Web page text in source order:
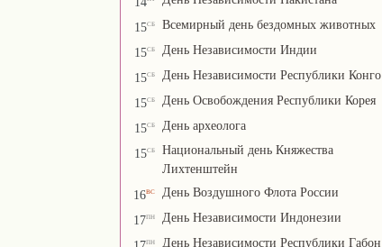
15сб Всемирный день бездомных животных
15сб День Независимости Индии
15сб День Независимости Республики Конго
15сб День Освобождения Республики Корея
15сб День археолога
15сб
Национальный день Княжества
Лихтенштейн
16вс День Воздушного Флота России
17пн День Независимости Индонезии
пн День Независимости Республики Габон